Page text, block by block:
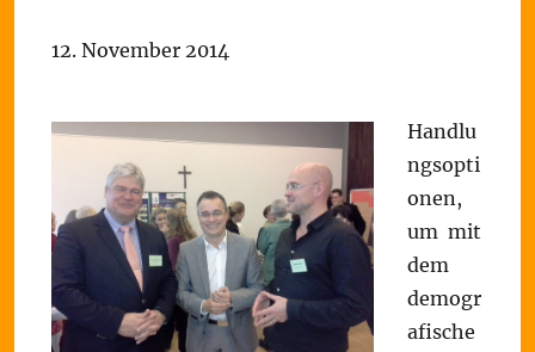
12. November 2014
Handlu
ngsopti
onen,
um mit
dem
demogr
afische